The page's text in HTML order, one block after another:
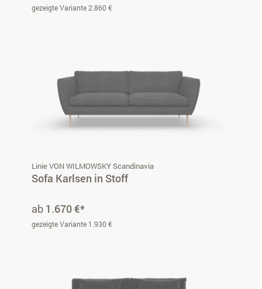
gezeigte Variante 2.860 €
Linie VON WILMOWSKY Scandinavia
Sofa Karlsen in Stoff
ab 1.670 €*
gezeigte Variante 1.930 €